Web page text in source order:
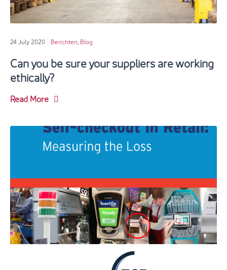
24 July 2020 Berichten, Blog
Can you be sure your suppliers are working
ethically?
Read More